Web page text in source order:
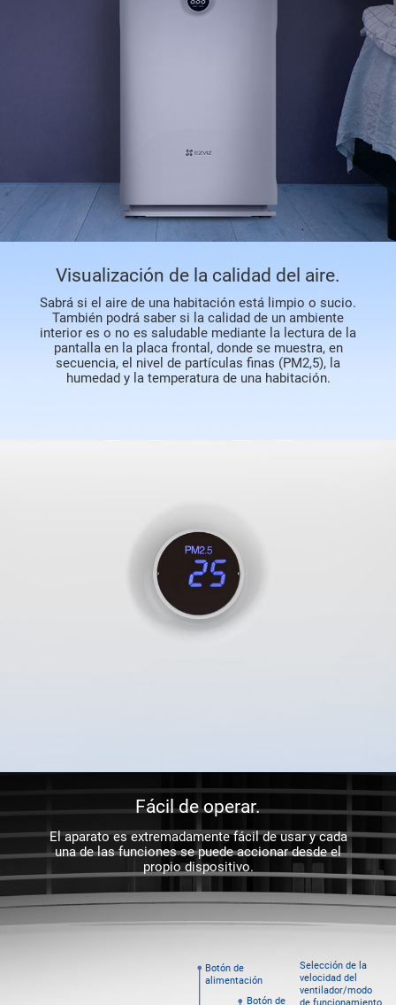
Visualización de la calidad del aire.
Sabrá si el aire de una habitación está limpio o sucio.
También podrá saber si la calidad de un ambiente
interior es o no es saludable mediante la lectura de la
pantalla en la placa frontal, donde se muestra, en
secuencia, el nivel de partículas finas (PM2,5), la
humedad y la temperatura de una habitación.
Fácil de operar.
El aparato es extremadamente fácil de usar y cada
una de las funciones se puede accionar desde el
propio dispositivo.
Botón de
alimentación
Botón de
Selección de la
velocidad del
ventilador/modo
de funcionamiento